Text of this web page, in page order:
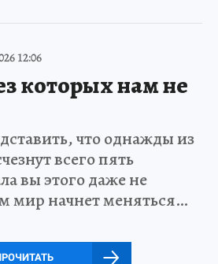
12:06
которых нам не
что однажды из
всего пять
вы этого даже не
мир начнет меняться…